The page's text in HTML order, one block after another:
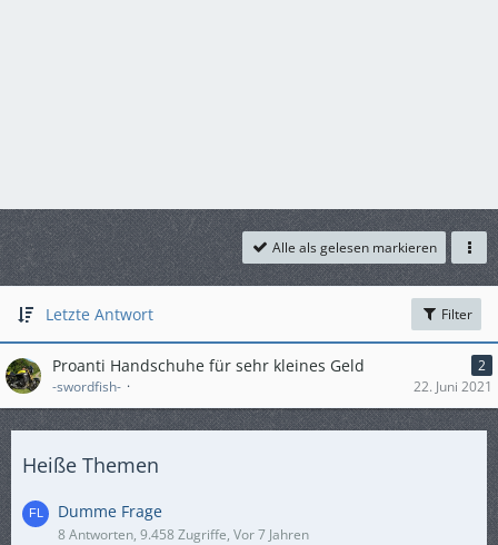
Alle als gelesen markieren
Letzte Antwort Filter
Proanti Handschuhe für sehr kleines Geld
2
-swordfish-
22. Juni 2021
Heiße Themen
Dumme Frage
8 Antworten, 9.458 Zugriffe, Vor 7 Jahren